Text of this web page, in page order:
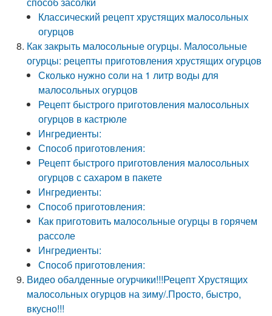
Классический рецепт хрустящих малосольных
огурцов
Как закрыть малосольные огурцы. Малосольные
огурцы: рецепты приготовления хрустящих огурцов
Сколько нужно соли на 1 литр воды для
малосольных огурцов
Рецепт быстрого приготовления малосольных
огурцов в кастрюле
Ингредиенты:
Способ приготовления:
Рецепт быстрого приготовления малосольных
огурцов с сахаром в пакете
Ингредиенты:
Способ приготовления:
Как приготовить малосольные огурцы в горячем
рассоле
Ингредиенты:
Способ приготовления:
Видео обалденные огурчики!!!Рецепт Хрустящих
малосольных огурцов на зиму/.Просто, быстро,
вкусно!!!